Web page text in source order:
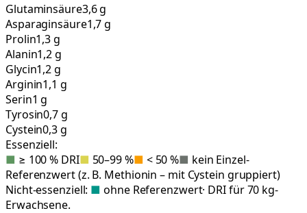
Glutaminsäure3,6 g
Asparaginsäure1,7 g
Prolin1,3 g
Alanin1,2 g
Glycin1,2 g
Arginin1,1 g
Serin1 g
Tyrosin0,7 g
Cystein0,3 g
Essenziell:
■ ≥ 100 % DRI■ 50–99 %■ < 50 %■ kein Einzel-
Referenzwert (z. B. Methionin – mit Cystein gruppiert)
Nicht-essenziell: ■ ohne Referenzwert· DRI für 70 kg-
Erwachsene.